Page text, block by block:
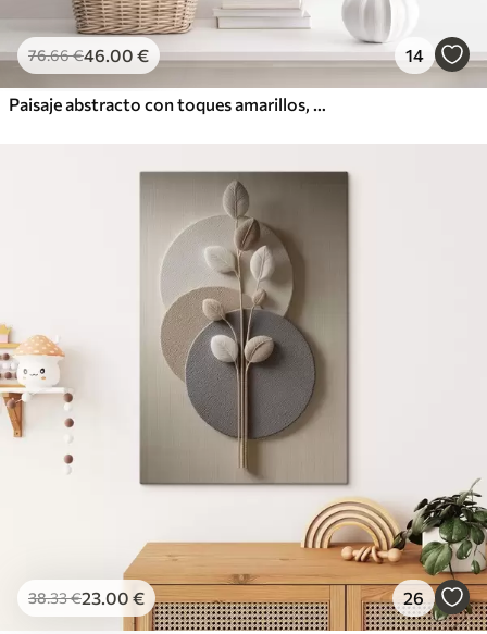
76.66€46.00 € 14
Paisaje abstracto con toques amarillos, una composición minimalista de tierra, agua y cielo, con colores apagados
38.33€23.00 € 26